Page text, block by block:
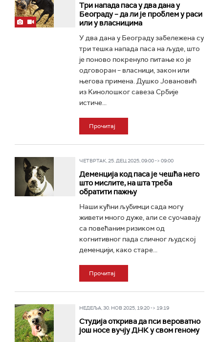
Три напада паса у два дана у
Београду – да ли је проблем у раси
или у власницима
У два дана у Београду забележена су
три тешка напада паса на људе, што
је поново покренуло питање ко је
одговоран – власници, закон или
његова примена. Душко Јовановић
из Kинолошког савеза Србије
истиче...
Прочитај
ЧЕТВРТАК, 25. ДЕЦ 2025, 09:00 -> 09:00
Деменција код паса је чешћа него
што мислите, на шта треба
обратити пажњу
Наши кућни љубимци сада могу
живети много дуже, али се суочавају
са повећаним ризиком од
когнитивног пада сличног људској
деменцији, како старе...
Прочитај
НЕДЕЉА, 30. НОВ 2025, 19:20 -> 19:19
Студија открива да пси вероватно
још носе вучју ДНК у свом геному